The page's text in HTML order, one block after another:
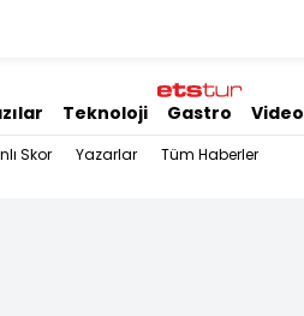
Teknoloji Gastro Video
Skor Yazarlar Tüm Haberler